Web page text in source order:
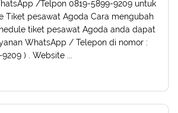
/Telpon 0819-5899-9209 untuk
Tiket pesawat Agoda Cara mengubah
tiket pesawat Agoda anda dapat
WhatsApp / Telepon di nomor :
) . Website ...